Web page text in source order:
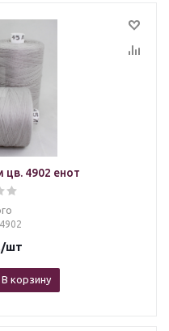
цв. 4902 енот
/шт
В корзину